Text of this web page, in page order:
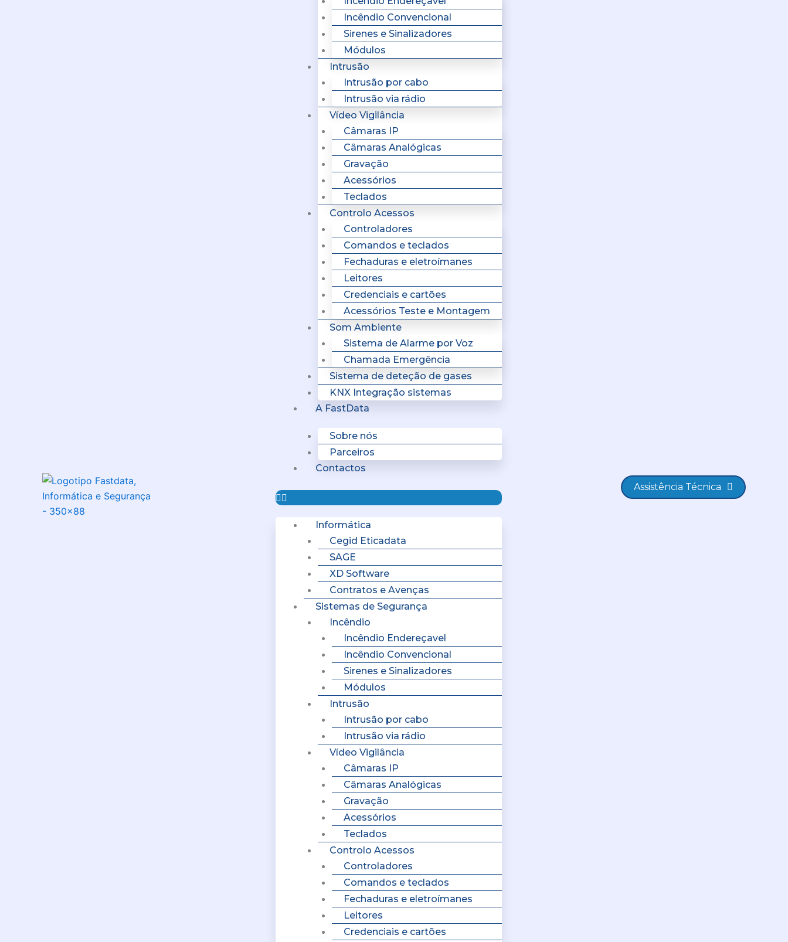
Incêndio Convencional
Sirenes e Sinalizadores
Módulos
Intrusão
Intrusão por cabo
Intrusão via rádio
Vídeo Vigilância
Câmaras IP
Câmaras Analógicas
Gravação
Acessórios
Teclados
Controlo Acessos
Controladores
Comandos e teclados
Fechaduras e eletroímanes
Leitores
Credenciais e cartões
Acessórios Teste e Montagem
Som Ambiente
Sistema de Alarme por Voz
Chamada Emergência
Sistema de deteção de gases
KNX Integração sistemas
A FastData
Sobre nós
Parceiros
Contactos
Informática
Cegid Eticadata
SAGE
XD Software
Contratos e Avenças
Sistemas de Segurança
Incêndio
Incêndio Endereçavel
Incêndio Convencional
Sirenes e Sinalizadores
Módulos
Intrusão
Intrusão por cabo
Intrusão via rádio
Vídeo Vigilância
Câmaras IP
Câmaras Analógicas
Gravação
Acessórios
Teclados
Controlo Acessos
Controladores
Comandos e teclados
Fechaduras e eletroímanes
Leitores
Credenciais e cartões
Assistência Técnica